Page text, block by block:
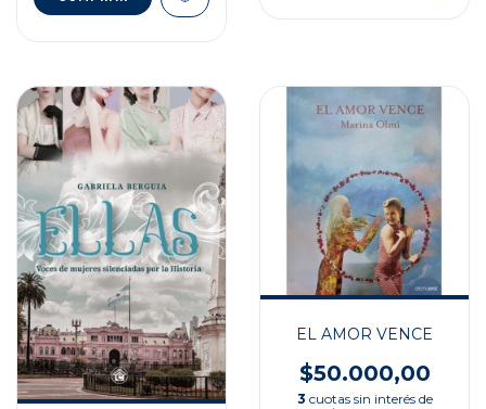
EL AMOR VENCE
$50.000,00
3 cuotas sin interés de